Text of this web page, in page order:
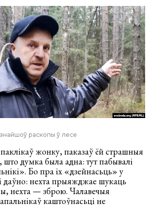
раскопы ў лесе
жонку, паказаў ёй страшныя
што думка была адна: тут пабывалі
Бо пра іх «дзейнасьць» у
даўно: нехта прыяжджае шукаць
нехта — зброю. Чалавечыя
каштоўнасьці не